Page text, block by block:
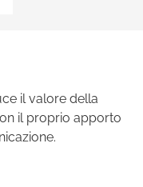
il valore della
il proprio apporto